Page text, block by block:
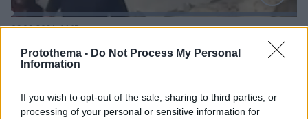
Protothema - Do Not Process My Personal
Information
If you wish to opt-out of the sale, sharing to third parties, or
processing of your personal or sensitive information for
:
Η Πολιτική Αεροπορία διαπίστωσε κενό στον νόμο
όταν ένας... απίθανος τύπος προσγείωσε το
09.08.2026, 14:15